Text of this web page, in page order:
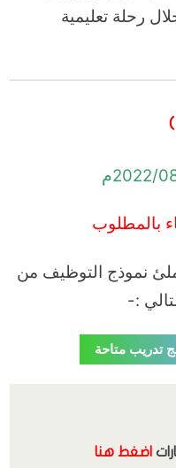
رحلة تعليمية
بالمطلوب
نموذج التوظيف من
:-
تدريب متاحة
اضغط هنا